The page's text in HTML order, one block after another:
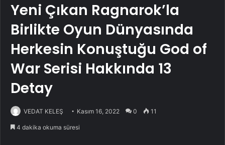
Yeni Çıkan Ragnarok’la
Birlikte Oyun Dünyasında
Herkesin Konuştuğu God of
War Serisi Hakkında 13
Detay
VEDAT KELEŞ Kasım 16, 2022 0 11
4 dakika okuma süresi